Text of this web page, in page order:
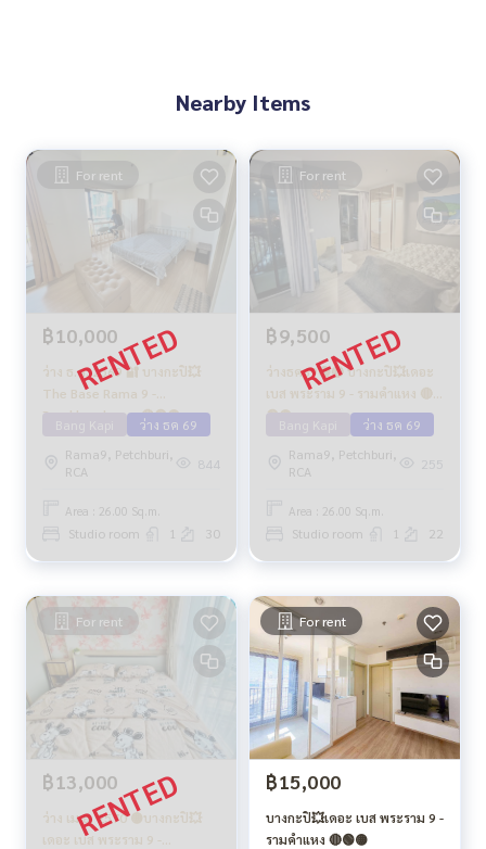
Nearby Items
For rent
฿10,000
ว่าง ธ.ค. 2569 🔐 บางกะปิ💥
The Base Rama 9 -
Ramkhamhaeng🔴🟢🟡
ว่าง ธค 69
Rama9, Petchburi,
RCA
844
Area : 26.00 Sq.m.
Studio room 1 30
For rent
฿9,500
ว่างธค69🟡🔴 บางกะปิ💥เดอะ
เบส พระราม 9 - รามคำแหง 🔴
🟢🟡
ว่าง ธค 69
Rama9, Petchburi,
RCA
255
Area : 26.00 Sq.m.
Studio room 1 22
For rent
฿13,000
ว่าง เม.ย. 2570 🟡บางกะปิ💥
เดอะ เบส พระราม 9 -
For rent
฿15,000
บางกะปิ💥เดอะ เบส พระราม 9 -
รามคำแหง 🔴🟢🟡